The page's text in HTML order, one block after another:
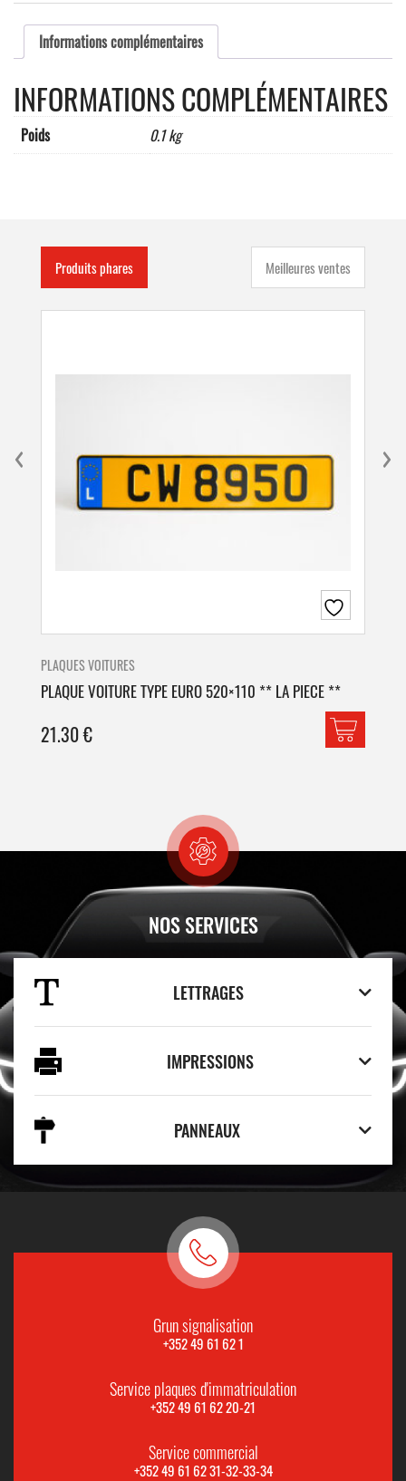
FUMER"
Informations complémentaires
INFORMATIONS COMPLÉMENTAIRES
Poids 0.1 kg
Produits phares Meilleures ventes
PLAQUES VOITURES
PLAQUE VOITURE TYPE EURO 520×110 ** LA PIECE **
21.30€
NOS SERVICES
LETTRAGES
IMPRESSIONS
PANNEAUX
Grun signalisation
+352 49 61 62 1
Service plaques d'immatriculation
+352 49 61 62 20-21
Service commercial
+352 49 61 62 31-32-33-34